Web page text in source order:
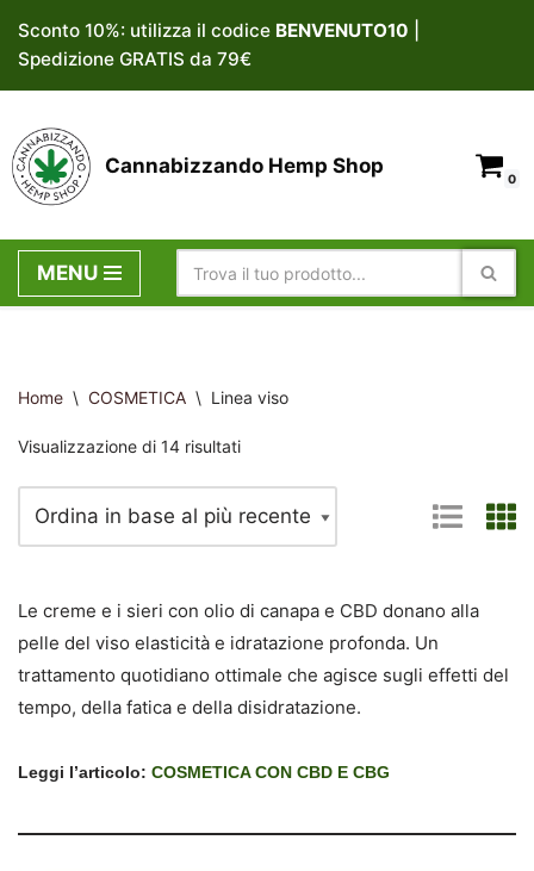
Vai
al
contenuto
Sconto 10%: utilizza il codice BENVENUTO10
Spedizione GRATIS da 79€
Cannabizzando Hemp Shop
0
MENU
Home \ COSMETICA \ Linea viso
Visualizzazione di 14 risultati
Le creme e i sieri con olio di canapa e CBD donano alla
pelle del viso elasticità e idratazione profonda. Un
trattamento quotidiano ottimale che agisce sugli effetti del
tempo, della fatica e della disidratazione.
Leggi l’articolo: COSMETICA CON CBD E CBG